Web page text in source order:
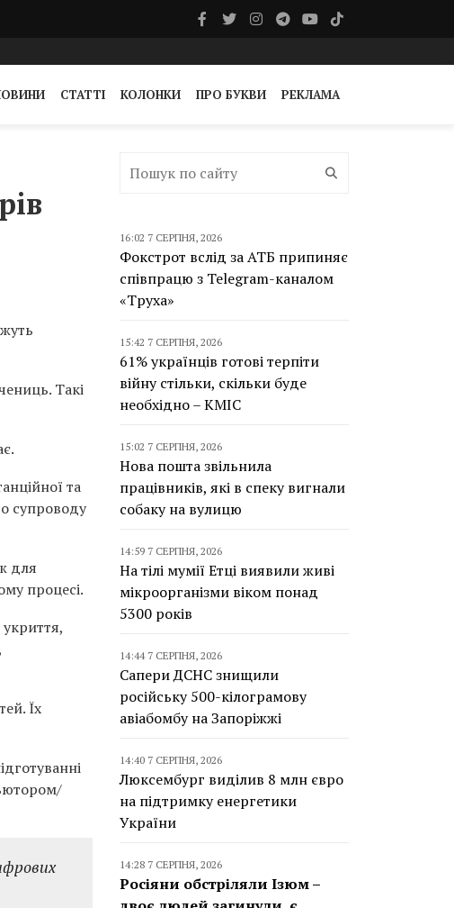
СТАТТІ КОЛОНКИ ПРО БУКВИ РЕКЛАМА
Такі
та
супроводу
для
процесі.
Їх
16:02 7 СЕРПНЯ, 2026
Фокстрот вслід за АТБ припиняє
співпрацю з Telegram-каналом
«Труха»
15:42 7 СЕРПНЯ, 2026
61% українців готові терпіти
війну стільки, скільки буде
необхідно – КМІС
15:02 7 СЕРПНЯ, 2026
Нова пошта звільнила
працівників, які в спеку вигнали
собаку на вулицю
14:59 7 СЕРПНЯ, 2026
На тілі мумії Етці виявили живі
мікроорганізми віком понад
5300 років
14:44 7 СЕРПНЯ, 2026
Сапери ДСНС знищили
російську 500-кілограмову
авіабомбу на Запоріжжі
14:40 7 СЕРПНЯ, 2026
Люксембург виділив 8 млн євро
на підтримку енергетики
України
14:28 7 СЕРПНЯ, 2026
Росіяни обстріляли Ізюм –